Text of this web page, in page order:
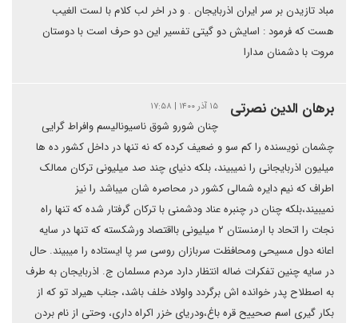
مباد تازیدن بر سر ایران اذربایجان . و در اخر لب کلام با لست الغیب
هست که فرمود : اسایش دو گیتی تفسیر این دو حرف است با دوستان
مروت با دشمنان مدارا
برهان الدین نصرتی ۱۵ آذر ۱۴۰۰ | ۱۷:۵۸
چنان شورو شوق ناسیونالیسم وافراط گرایی
چشمان نویسنده را کم سو و ضعیف کرده که نه تنها در داخل کشور ده ها
میلیون اذربایجانی را نمیبیند، بلکه دنیای چند صد میلیونی ترکان ممالک
اطراف که نیم دایره شمالی کشور در محاصره شان میباشد را نیز
نمیبیند،بلکه چنان در چنبره عناد ودشمنی با ترکان گرفتار شده که تنها راه
نجات را اتحاد با ارمنستان ۲ میلیونی بااقتصاد ورشکسته که تنها در سایه
اعانه دول مسیحی ومحافظت سربازان روسی سر پا ایستاده را میبیند. حال
در سایه چنین تفکرات ضاله انتظار دارد مردم مسلمان ج. اذربایجان به طرف
به اصطلاح پدر خوانده اش برگردد واولاد خلف باشد، جناب هیراد تو که از
بکار گیری اسم صحییح قره باغ،ودریای خزر اکراه داری، وحتی از نام بردن